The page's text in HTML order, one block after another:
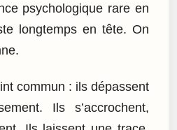
psychologique rare en
longtemps en tête. On
commun : ils dépassent
Ils s’accrochent,